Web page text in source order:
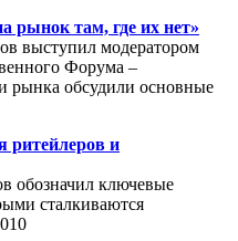
рынок там, где их нет»
выступил модератором
Форума –
рынка обсудили основные
ритейлеров и
обозначил ключевые
сталкиваются